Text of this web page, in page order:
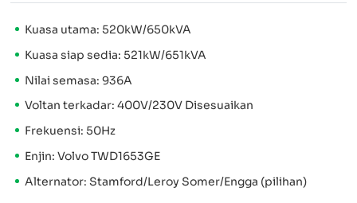
Kuasa utama: 520kW/650kVA
Kuasa siap sedia: 521kW/651kVA
Nilai semasa: 936A
Voltan terkadar: 400V/230V Disesuaikan
Frekuensi: 50Hz
Enjin: Volvo TWD1653GE
Alternator: Stamford/Leroy Somer/Engga (pilihan)